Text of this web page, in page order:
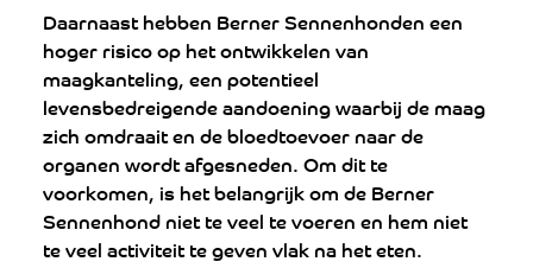
Daarnaast hebben Berner Sennenhonden een
hoger risico op het ontwikkelen van
maagkanteling, een potentieel
levensbedreigende aandoening waarbij de maag
zich omdraait en de bloedtoevoer naar de
organen wordt afgesneden. Om dit te
voorkomen, is het belangrijk om de Berner
Sennenhond niet te veel te voeren en hem niet
te veel activiteit te geven vlak na het eten.